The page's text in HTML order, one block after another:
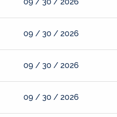
09 / 30 / 2026
09 / 30 / 2026
09 / 30 / 2026